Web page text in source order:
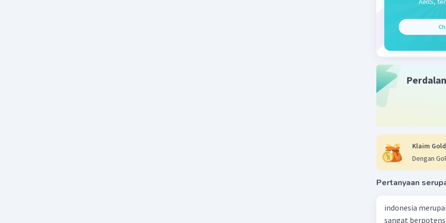
Dalam
Beri
Klaim
Dengan
Pertanyaan
indonesia
sangat